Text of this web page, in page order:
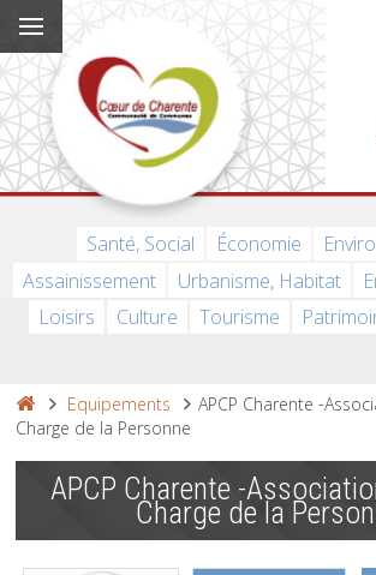
Santé, Social Économie
Assainissement
Urbanisme, Habitat
Loisirs
Culture Tourisme
Equipements
APCP Charente -
Charge de la Personne
APCP Charente -
Charge de la